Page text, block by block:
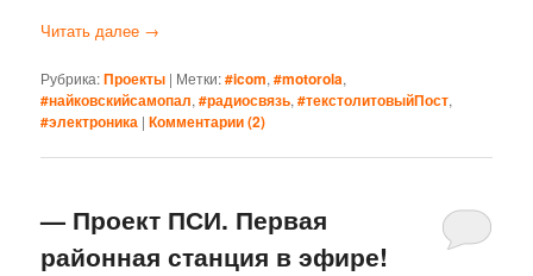
Читать далее →
Рубрика:Проекты | Метки:#icom,#motorola,
#найковскийсамопал,#радиосвязь,#текстолитовыйПост,
#электроника |Комментарии (2)
— Проект ПСИ. Первая
районная станция в эфире!